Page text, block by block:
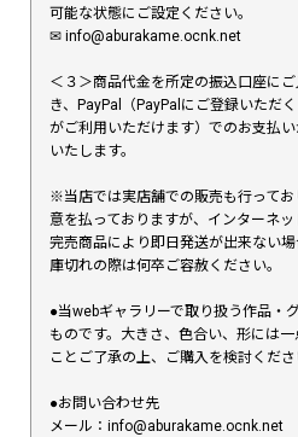
可能な状態にご設定ください。
✉︎ info@aburakame.ocnk.net
＜３＞商品代金を所定の振込口座に
き、PayPal（PayPalにご登録いただ
がご利用いただけます）でのお支払
いたします。
※当店では実店舗での販売も行って
意を払っておりますが、インターネッ
完売商品により即日発送が出来ない
庫切れの際は何卒ご容赦ください。
●当webギャラリーで取り扱う作品・
ものです。大きさ、色合い、形には
ことご了承の上、ご購入を検討くださ
●お問い合わせ先
メール：info@aburakame.ocnk.net